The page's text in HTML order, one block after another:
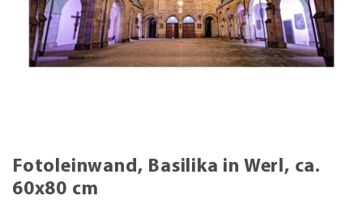
Fotoleinwand, Basilika in Werl, ca.
60x80 cm